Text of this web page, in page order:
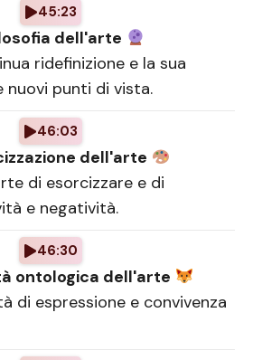
45:23
dell'arte
ridefinizione e la sua
nuovi punti di vista.
46:03
dell'arte
di esorcizzare e di
e negatività.
46:30
ontologica dell'arte
di espressione e convivenza